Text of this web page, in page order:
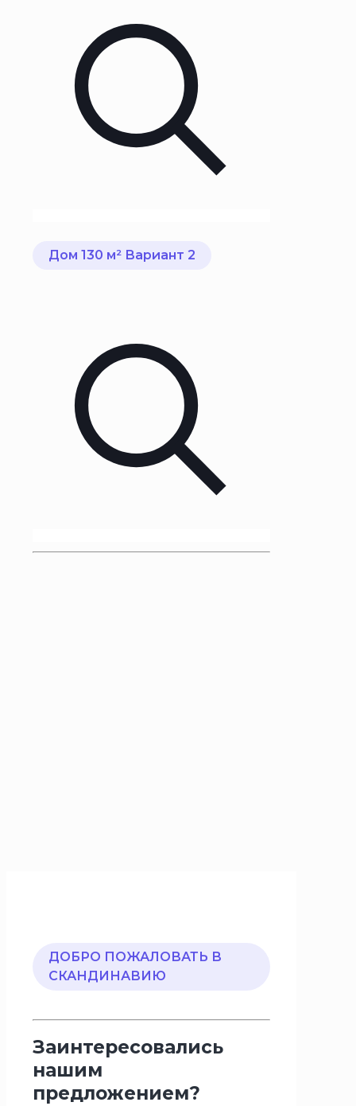
Дом 130 м² Вариант 2
ДОБРО ПОЖАЛОВАТЬ В
СКАНДИНАВИЮ
Заинтересовались
нашим
предложением?